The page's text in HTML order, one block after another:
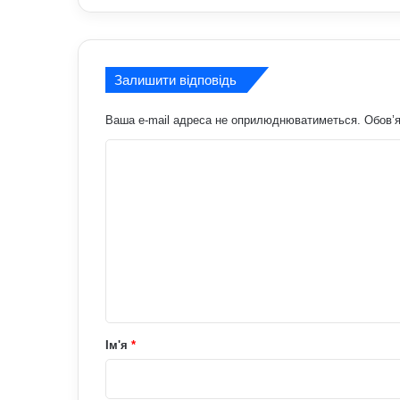
Залишити відповідь
Ваша e-mail адреса не оприлюднюватиметься.
рІм'я *